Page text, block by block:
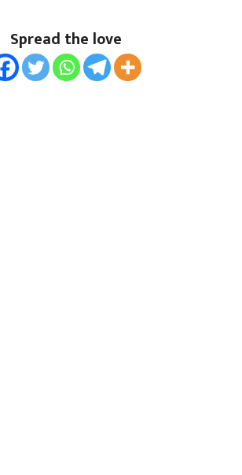
Spread the love